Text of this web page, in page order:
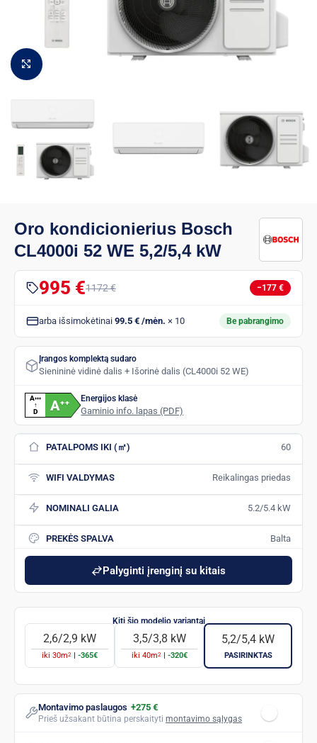
Padidinti vaizdą
Oro kondicionierius Bosch
CL4000i 52 WE 5,2/5,4 kW
995 €1172 € −177 €
arba išsimokėtinai 99.5 € /mėn. × 10 Be pabrangimo
Įrangos komplektą sudaro
Sienininė vidinė dalis + Išorinė dalis (CL4000i 52 WE)
A+++
↑
D A++ Energijos klasė
Gaminio info. lapas (PDF)
PATALPOMS IKI (㎡) 60
WIFI VALDYMAS Reikalingas priedas
NOMINALI GALIA 5.2/5.4 kW
PREKĖS SPALVA Balta
Palyginti įrenginį su kitais
2,6/2,9 kW
iki 30m2 -365€
3,5/3,8 kW
iki 40m2 -320€
5,2/5,4 kW
PASIRINKTAS
Montavimo paslaugos +275 €
Prieš užsakant būtina perskaityti montavimo sąlygas